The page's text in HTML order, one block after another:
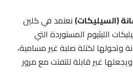
(السيليكات)نعتمد في كلين
الليثيوم المستوردة التي
لكتلة صلبة غير مسامية،
غير قابلة للتفتت مع مرور